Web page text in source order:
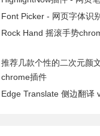
Font Picker - 网页字体识
Rock Hand 摇滚手势
推荐几款个性的二次元颜
chrome插件
Edge Translate 侧边翻译